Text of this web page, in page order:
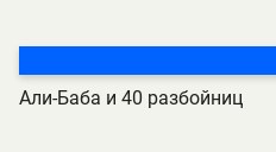
Али-Баба и 40 разбойниц